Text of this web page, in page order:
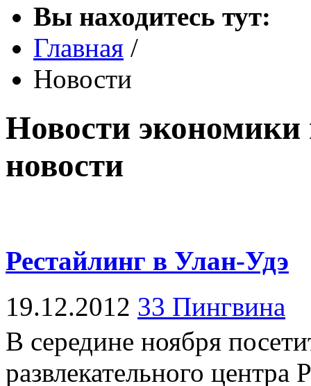
Вы находитесь тут:
Главная /
Новости
Новости
новости
Рестайлинг в Улан-Удэ
19.12.2012 33 Пингвина
В середине ноября
развлекательного